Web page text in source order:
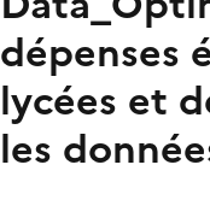
dépenses
lycées et
les